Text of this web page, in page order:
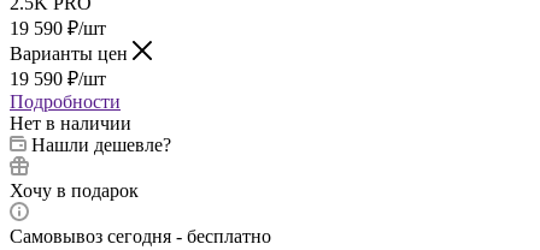
19 590 ₽/шт
Варианты цен
19 590 ₽/шт
Подробности
Нет в наличии
Нашли дешевле?
Хочу в подарок
Самовывоз сегодня - бесплатно